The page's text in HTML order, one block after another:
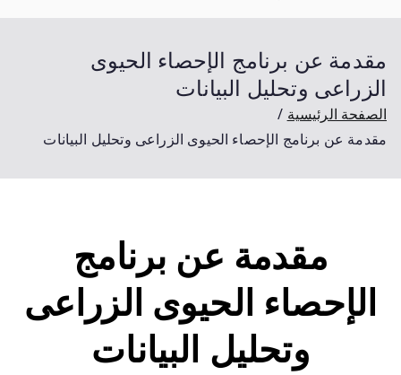
مقدمة عن برنامج الإحصاء الحيوى
الزراعى وتحليل البيانات
الصفحة الرئيسية
مقدمة عن برنامج الإحصاء الحيوى الزراعى وتحليل البيانات
مقدمة عن برنامج
الإحصاء الحيوى الزراعى
وتحليل البيانات